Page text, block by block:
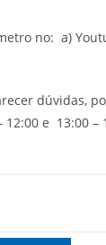
no: a)
dúvidas,
e 13:00 –